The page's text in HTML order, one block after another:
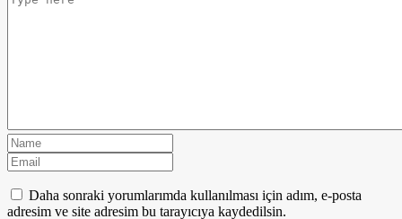
Daha sonraki yorumlarımda kullanılması için adım, e-posta
adresim ve site adresim bu tarayıcıya kaydedilsin.